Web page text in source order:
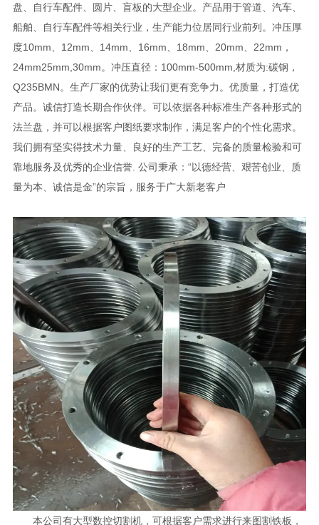
盘、自行车配件、圆片、盲板的大型企业。产品用于管道、汽车、
船舶、自行车配件等相关行业，生产能力位居同行业前列。冲压厚
度10mm、12mm、14mm、16mm、18mm、20mm、22mm，
24mm25mm,30mm。冲压直径：100mm-500mm,材质为:碳钢，
Q235BMN。生产厂家的优势让我们更有竞争力。优质量，打造优
产品。诚信打造长期合作伙伴。可以依据各种标准生产各种形式的
法兰盘，并可以根据客户图纸要求制作，满足客户的个性化需求。
我们拥有坚实得技术力量、良好的生产工艺、完备的质量检验和可
靠地服务及优秀的企业信誉. 公司秉承：“以德经营、艰苦创业、质
量为本、诚信是金”的宗旨，服务于广大新老客户
本公司有大型数控切割机，可根据客户需求进行来图割铁板，